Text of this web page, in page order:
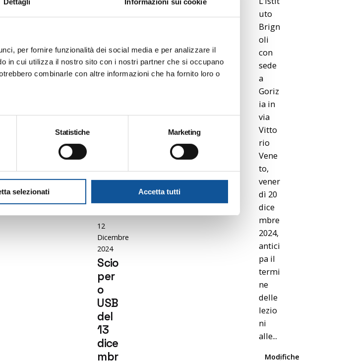
per fornire funzionalità dei social media e per analizzare il
in cui utilizza il nostro sito con i nostri partner che si occupano
combinarle con altre informazioni che ha fornito loro o
Statistiche Marketing
selezionati Accetta tutti
il
o
regi
me
TPL
news
uto
Brign
oli
con
sede
a
Goriz
ia in
via
Vitto
rio
Vene
to,
vener
dì 20
dice
mbre
2024,
antici
pa il
termi
ne
delle
lezio
ni
alle...
Modifiche
12
Dicembre
2024
Scio
per
o
USB
del
13
dice
mbr